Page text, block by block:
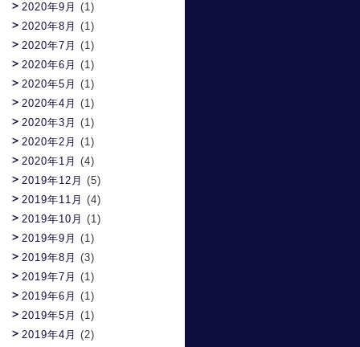
2020年9月 (1)
2020年8月 (1)
2020年7月 (1)
2020年6月 (1)
2020年5月 (1)
2020年4月 (1)
2020年3月 (1)
2020年2月 (1)
2020年1月 (4)
2019年12月 (5)
2019年11月 (4)
2019年10月 (1)
2019年9月 (1)
2019年8月 (3)
2019年7月 (1)
2019年6月 (1)
2019年5月 (1)
2019年4月 (2)